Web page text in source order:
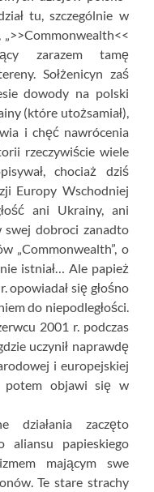
tu, szczególnie w
zarazem tamę
Sołżenicyn zaś
dowody na polski
(które utożsamiał),
i chęć nawrócenia
rzeczywiście wiele
chociaż dziś
Europy Wschodniej
ani Ukrainy, ani
swej dobroci zanadto
„Commonwealth”, o
istniał… Ale papież
opowiadał się głośno
do niepodległości.
2001 r. podczas
uczynił naprawdę
i europejskiej
potem objawi się w
działania zaczęto
aliansu papieskiego
mającym swe
Te stare strachy